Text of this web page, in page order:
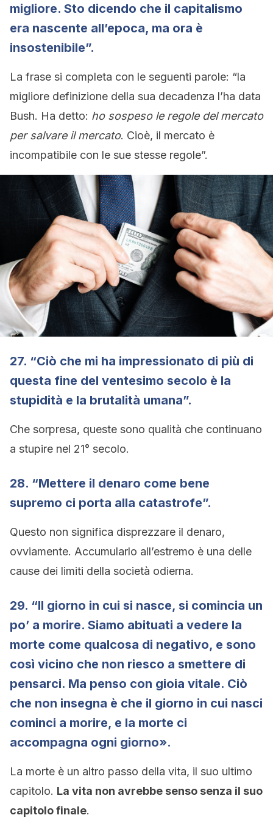
migliore. Sto dicendo che il capitalismo
era nascente all’epoca, ma ora è
insostenibile”.
La frase si completa con le seguenti parole: “la
migliore definizione della sua decadenza l’ha data
Bush. Ha detto: ho sospeso le regole del mercato
per salvare il mercato. Cioè, il mercato è
incompatibile con le sue stesse regole”.
27. “Ciò che mi ha impressionato di più di
questa fine del ventesimo secolo è la
stupidità e la brutalità umana”.
Che sorpresa, queste sono qualità che continuano
a stupire nel 21° secolo.
28. “Mettere il denaro come bene
supremo ci porta alla catastrofe”.
Questo non significa disprezzare il denaro,
ovviamente. Accumularlo all’estremo è una delle
cause dei limiti della società odierna.
29. “Il giorno in cui si nasce, si comincia un
po’ a morire. Siamo abituati a vedere la
morte come qualcosa di negativo, e sono
così vicino che non riesco a smettere di
pensarci. Ma penso con gioia vitale. Ciò
che non insegna è che il giorno in cui nasci
cominci a morire, e la morte ci
accompagna ogni giorno».
La morte è un altro passo della vita, il suo ultimo
capitolo. La vita non avrebbe senso senza il suo
capitolo finale.